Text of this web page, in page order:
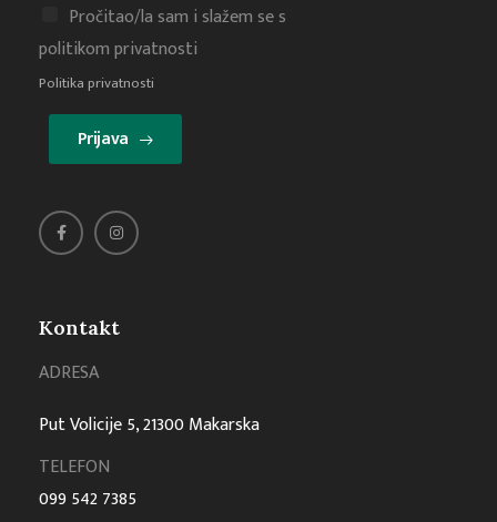
Kontakt
ADRESA
Put Volicije 5, 21300 Makarska
TELEFON
099 542 7385
Pročitao/la sam i slažem se s
politikom privatnosti
Politika privatnosti
Prijava